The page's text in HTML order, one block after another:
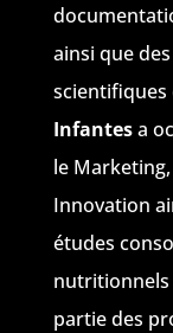
ainsi que
scientifiques
Infantesa
le
Innovation
études
partie des